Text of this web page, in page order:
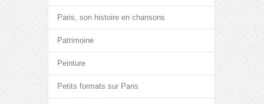
Paris, son histoire en chansons
Patrimoine
Peinture
Petits formats sur Paris